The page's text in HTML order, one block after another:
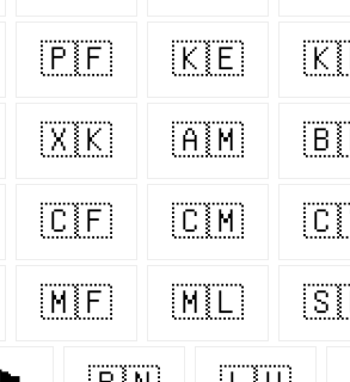
🇵🇫 🇰🇪
🇽🇰 🇦🇲
🇨🇫 🇨🇲
🇲🇫 🇲🇱